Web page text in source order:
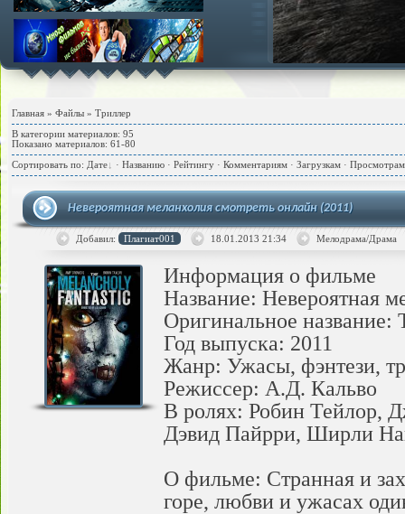
Главная » Файлы » Триллер
В категории материалов: 95
Показано материалов: 61-80
Сортировать по: Дате · Названию · Рейтингу · Комментариям · Загрузкам · Просмотрам
Невероятная меланхолия смотреть онлайн (2011)
Добавил: Плагиат001 18.01.2013 21:34 Мелодрама/Драма
Информация о фильме
Название: Невероятная
Оригинальное
Год выпуска: 2011
Жанр: Ужасы, фэнтези,
Режиссер: А.Д. Кальво
В ролях: Робин Тейлор,
Дэвид Пайрри, Ширли
О фильме: Странная и
горе, любви и ужасах